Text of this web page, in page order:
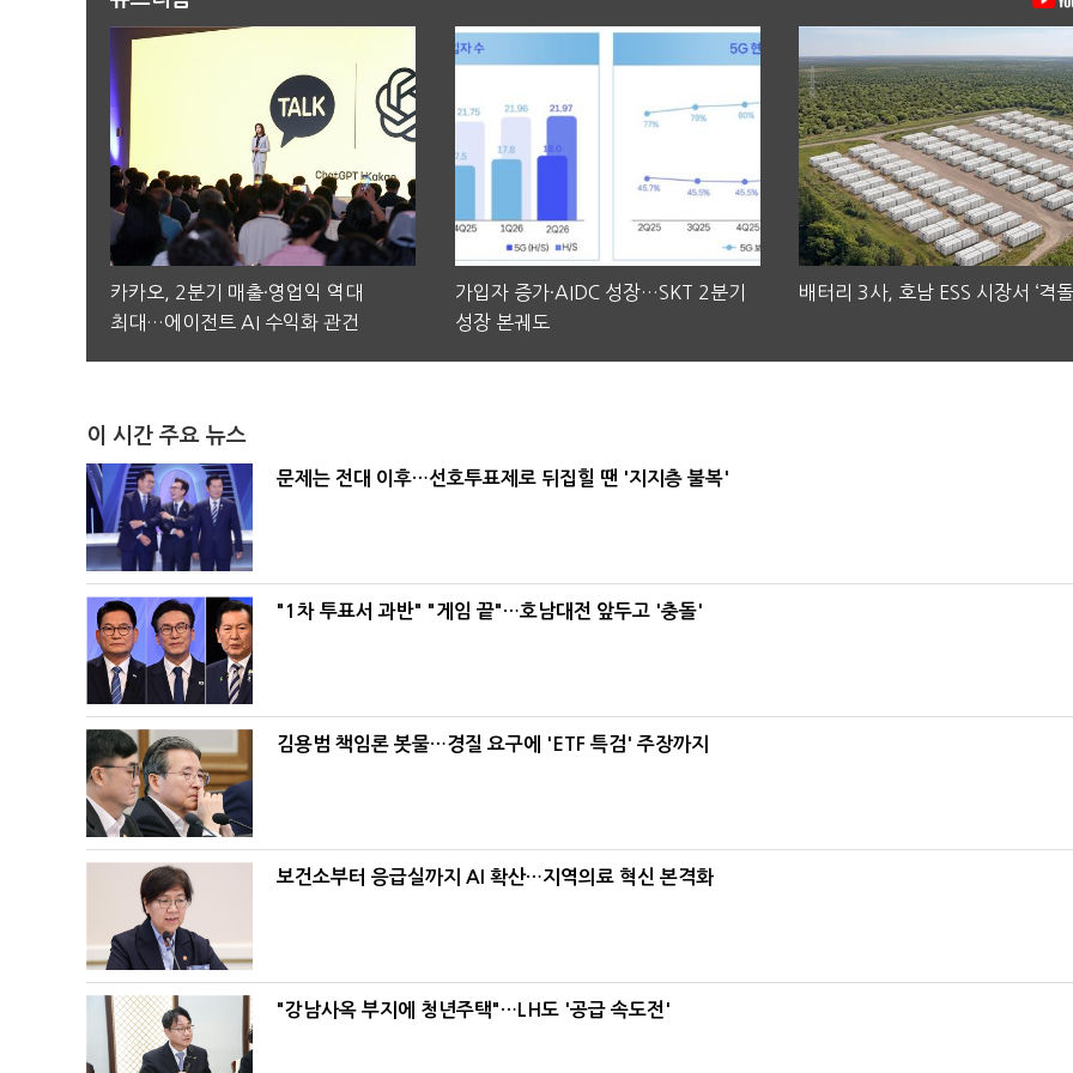
카카오, 2분기 매출·영업익 역대
최대…에이전트 AI 수익화 관건
가입자 증가·AIDC 성장…SKT 2분기
성장 본궤도
배터리 3사, 호남 ESS 시장서 ‘격돌
이 시간 주요 뉴스
문제는 전대 이후…선호투표제로 뒤집힐 땐 '지지층 불복'
"1차 투표서 과반" "게임 끝"…호남대전 앞두고 '충돌'
김용범 책임론 봇물…경질 요구에 'ETF 특검' 주장까지
보건소부터 응급실까지 AI 확산…지역의료 혁신 본격화
"강남사옥 부지에 청년주택"…LH도 '공급 속도전'